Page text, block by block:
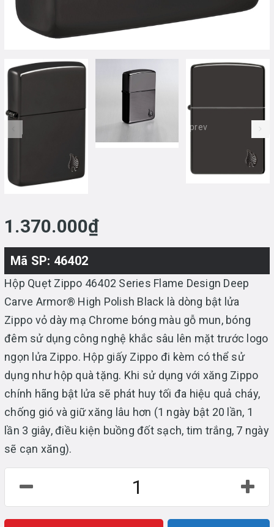
prev
1.370.000₫
Mã SP: 46402
Hộp Quẹt Zippo 46402 Series Flame Design Deep
Carve Armor® High Polish Black là dòng bật lửa
Zippo vỏ dày mạ Chrome bóng màu gỗ mun, bóng
đêm sử dụng công nghệ khắc sâu lên mặt trước logo
ngọn lửa Zippo. Hộp giấy Zippo đi kèm có thể sử
dụng như hộp quà tặng. Khi sử dụng với xăng Zippo
chính hãng bật lửa sẽ phát huy tối đa hiệu quả cháy,
chống gió và giữ xăng lâu hơn (1 ngày bật 20 lần, 1
lần 3 giây, điều kiện buồng đốt sạch, tim trắng, 7 ngày
sẽ cạn xăng).